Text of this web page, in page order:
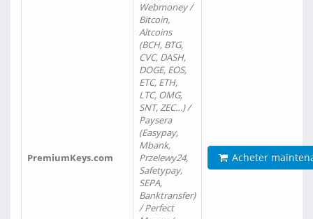
PremiumKeys.com
Webmoney /
Bitcoin,
Altcoins
(BCH, BTG,
CVC, DASH,
DOGE, EOS,
ETC, ETH,
LTC, OMG,
SNT, ZEC…) /
Paysera
(Easypay,
Mbank,
Przelewy24,
Safetypay,
SEPA,
Banktransfer)
/ Perfect
Acheter